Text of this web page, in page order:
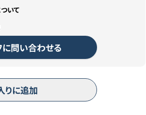
いて
に問い合わせる
りに追加